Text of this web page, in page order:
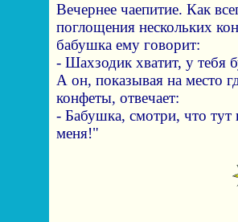
Вечернее чаепитие. Как
поглощения нескольких
бабушка ему говорит:
- Шахзодик хватит, у тебя
А он, показывая на место
конфеты, отвечает:
- Бабушка, смотри, что
меня!"